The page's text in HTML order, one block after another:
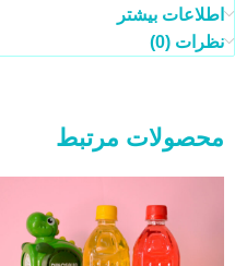
اطلاعات بیشتر
نظرات (0)
محصولات مرتبط